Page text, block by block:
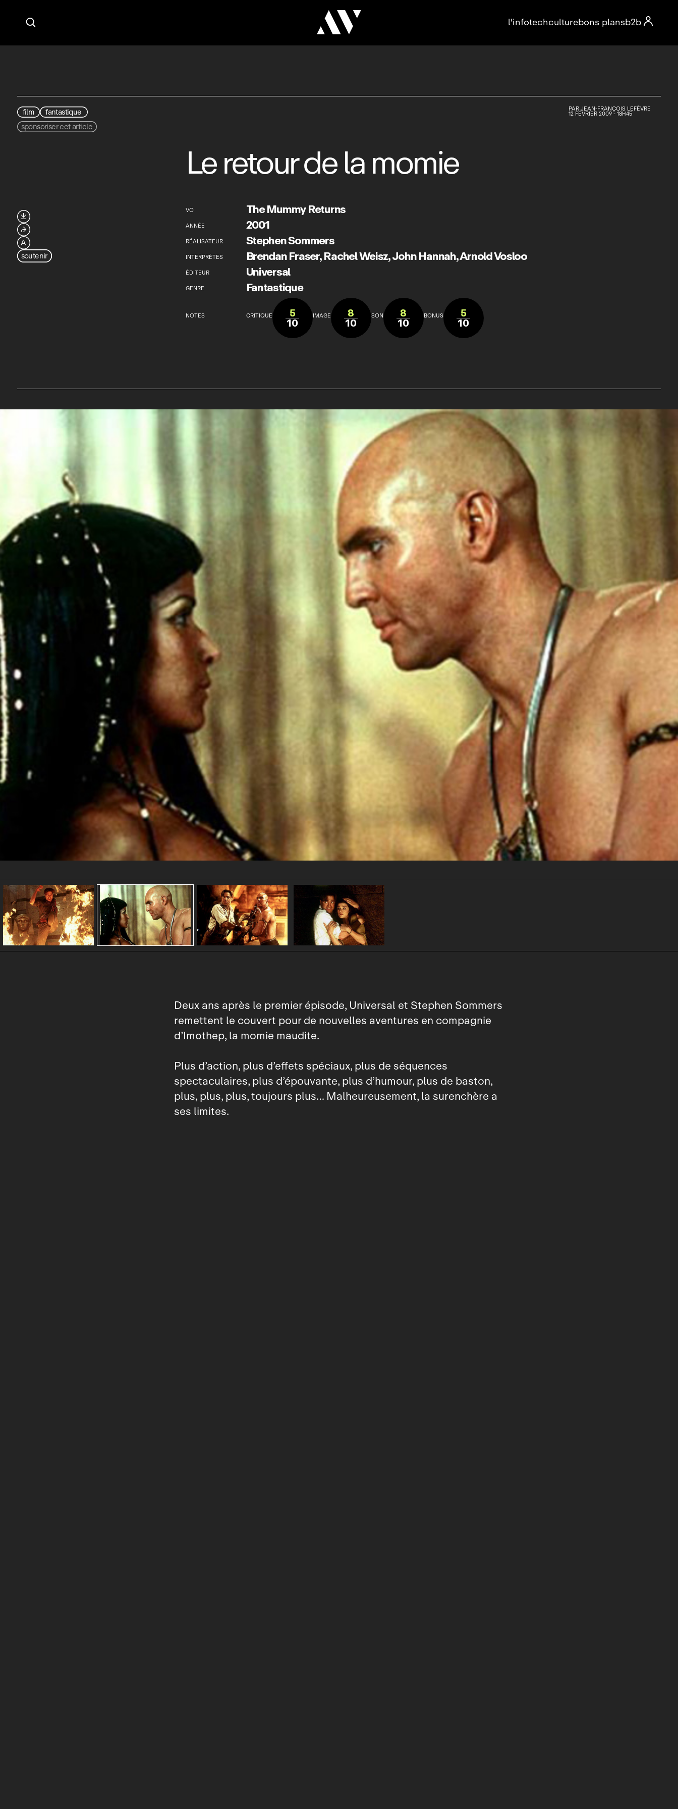

 l'infotechculturebons plansb2b
film
fantastique
sponsoriser cet article
PARJEAN-FRANÇOIS LEFÈVRE
12 FÉVRIER 2009 - 18H45
Le retour de la momie
VO The Mummy Returns
ANNÉE 2001
RÉALISATEUR Stephen Sommers
INTERPRÈTES Brendan Fraser,Rachel Weisz,John Hannah,Arnold Vosloo
ÉDITEUR Universal
GENRE Fantastique
NOTES CRITIQUE 5
10 IMAGE 8
10 SON 8
10 BONUS 5
10

⮫
A
soutenir
Deux ans après le premier épisode, Universal et Stephen Sommers
remettent le couvert pour de nouvelles aventures en compagnie
d’Imothep, la momie maudite.
Plus d’action, plus d’effets spéciaux, plus de séquences
spectaculaires, plus d’épouvante, plus d’humour, plus de baston,
plus, plus, plus, toujours plus… Malheureusement, la surenchère a
ses limites.